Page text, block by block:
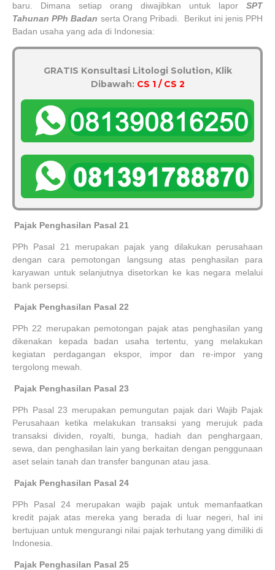
baru. Dimana setiap orang diwajibkan untuk lapor SPT
Tahunan PPh Badan serta Orang Pribadi.
Berikut ini jenis PPH
Badan usaha yang ada di Indonesia:
GRATIS Konsultasi Litologi Solution, Klik
Dibawah: CS 1 / CS 2
Pajak Penghasilan Pasal 21
PPh Pasal 21 merupakan pajak yang dilakukan perusahaan
dengan cara pemotongan langsung atas penghasilan para
karyawan untuk selanjutnya disetorkan ke kas negara melalui
bank persepsi.
Pajak Penghasilan Pasal 22
PPh 22 merupakan pemotongan pajak atas penghasilan yang
dikenakan kepada badan usaha tertentu, yang melakukan
kegiatan perdagangan ekspor, impor dan re-impor yang
tergolong mewah.
Pajak Penghasilan Pasal 23
PPh Pasal 23 merupakan pemungutan pajak dari Wajib Pajak
Perusahaan ketika melakukan transaksi yang merujuk pada
transaksi dividen, royalti, bunga, hadiah dan penghargaan,
sewa, dan penghasilan lain yang berkaitan dengan penggunaan
aset selain tanah dan transfer bangunan atau jasa.
Pajak Penghasilan Pasal 24
PPh Pasal 24 merupakan wajib pajak untuk memanfaatkan
kredit pajak atas mereka yang berada di luar negeri, hal ini
bertujuan untuk mengurangi nilai pajak terhutang yang dimiliki di
Indonesia.
Pajak Penghasilan Pasal 25